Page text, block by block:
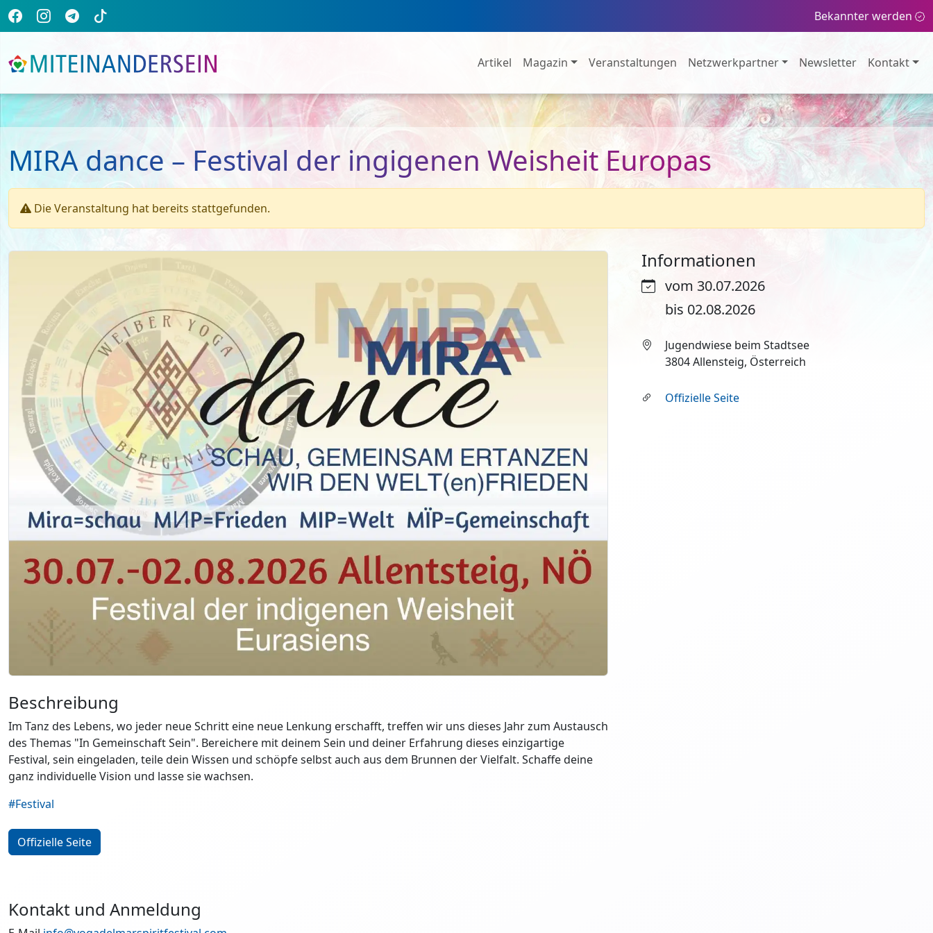
Bekannter werden
Artikel Magazin Veranstaltungen Netzwerkpartner Newsletter Kontakt
MIRA dance – Festival der ingigenen Weisheit Europas
Die Veranstaltung hat bereits stattgefunden.
Informationen
vom 30.07.2026
bis 02.08.2026
Jugendwiese beim Stadtsee
3804 Allensteig, Österreich
Offizielle Seite
Beschreibung
Im Tanz des Lebens, wo jeder neue Schritt eine neue Lenkung erschafft, treffen wir uns dieses Jahr zum Austausch
des Themas "In Gemeinschaft Sein". Bereichere mit deinem Sein und deiner Erfahrung dieses einzigartige
Festival, sein eingeladen, teile dein Wissen und schöpfe selbst auch aus dem Brunnen der Vielfalt. Schaffe deine
ganz individuelle Vision und lasse sie wachsen.
#Festival
Offizielle Seite
Kontakt und Anmeldung